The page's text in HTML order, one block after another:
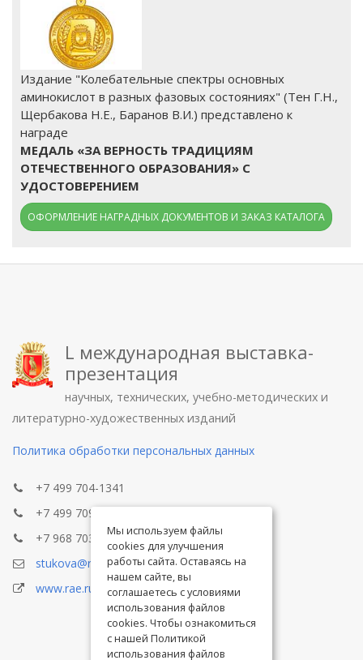
Издание "Колебательные спектры основных
аминокислот в разных фазовых состояниях" (Тен Г.Н.,
Щербакова Н.Е., Баранов В.И.) представлено к
награде
МЕДАЛЬ «ЗА ВЕРНОСТЬ ТРАДИЦИЯМ
ОТЕЧЕСТВЕННОГО ОБРАЗОВАНИЯ» С
УДОСТОВЕРЕНИЕМ
ОФОРМЛЕНИЕ НАГРАДНЫХ ДОКУМЕНТОВ И ЗАКАЗ КАТАЛОГА
L международная выставка-
презентация
научных, технических, учебно-методических и
литературно-художественных изданий
Политика обработки персональных данных
+7 499 704-1341
+7 499 709-8104
+7 968 703-8433
stukova@rae.ru
www.rae.ru
Мы используем файлы
cookies для улучшения
работы сайта. Оставаясь на
нашем сайте, вы
соглашаетесь с условиями
использования файлов
cookies. Чтобы ознакомиться
с нашей Политикой
использования файлов